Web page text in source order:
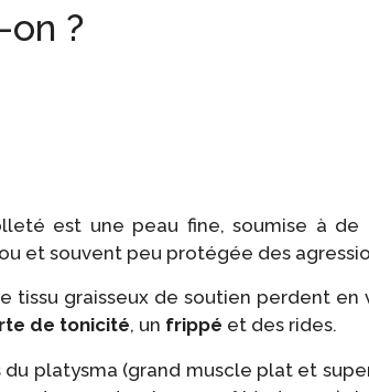
?
est une peau fine, soumise à de
et souvent peu protégée des
tissu graisseux de soutien perdent
de tonicité, un frippé et des rides.
platysma (grand muscle plat et